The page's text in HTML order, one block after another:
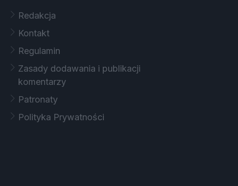
Redakcja
Kontakt
Regulamin
Zasady dodawania i publikacji
komentarzy
Patronaty
Polityka Prywatności